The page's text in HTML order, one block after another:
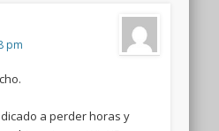
pm
a perder horas y